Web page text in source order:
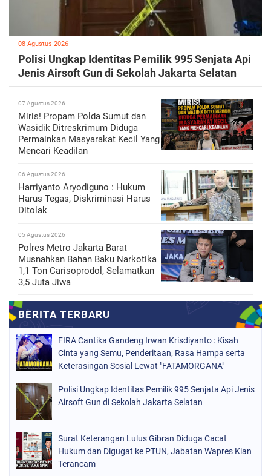
08 Agustus 2026
Polisi Ungkap Identitas Pemilik 995 Senjata Api
Jenis Airsoft Gun di Sekolah Jakarta Selatan
07 Agustus 2026
Miris! Propam Polda Sumut dan
Wasidik Ditreskrimum Diduga
Permainkan Masyarakat Kecil Yang
Mencari Keadilan
06 Agustus 2026
Harriyanto Aryodiguno : Hukum
Harus Tegas, Diskriminasi Harus
Ditolak
05 Agustus 2026
Polres Metro Jakarta Barat
Musnahkan Bahan Baku Narkotika
1,1 Ton Carisoprodol, Selamatkan
3,5 Juta Jiwa
FIRA Cantika Gandeng Irwan Krisdiyanto : Kisah
Cinta yang Semu, Penderitaan, Rasa Hampa serta
Keterasingan Sosial Lewat "FATAMORGANA"
Polisi Ungkap Identitas Pemilik 995 Senjata Api Jenis
Airsoft Gun di Sekolah Jakarta Selatan
Surat Keterangan Lulus Gibran Diduga Cacat
Hukum dan Digugat ke PTUN, Jabatan Wapres Kian
Terancam